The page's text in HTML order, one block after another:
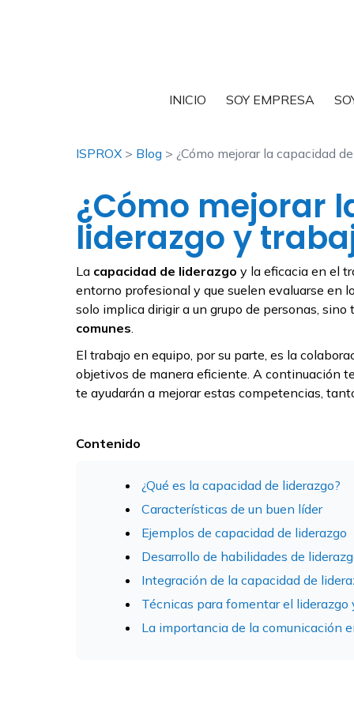
INICIO SOY EMPRESA
ISPROX > Blog > ¿Cómo mejorar la capacidad
¿Cómo mejorar
liderazgo y
La capacidad de liderazgo y la eficacia en el
entorno profesional y que suelen evaluarse en
solo implica dirigir a un grupo de personas,
comunes.
El trabajo en equipo, por su parte, es la
objetivos de manera eficiente. A continuación
te ayudarán a mejorar estas competencias,
Contenido
¿Qué es la capacidad de liderazgo?
Características de un buen líder
Ejemplos de capacidad de liderazgo
Desarrollo de habilidades de
Integración de la capacidad de
Técnicas para fomentar el liderazgo
La importancia de la comunicación